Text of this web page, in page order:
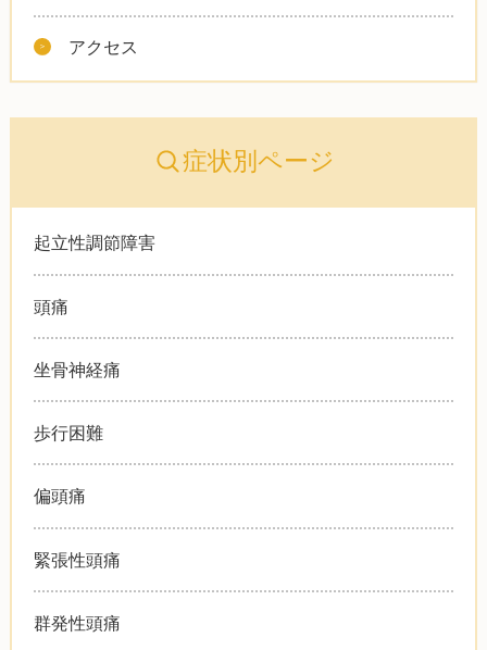
アクセス
症状別ページ
起立性調節障害
頭痛
坐骨神経痛
歩行困難
偏頭痛
緊張性頭痛
群発性頭痛